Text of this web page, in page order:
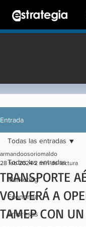
Entrada
Todas las entradas
Marketing
Economía
Empresas
Todas las entradas
TRANSPORTE
VOLVERÁ A
TAMEP CON
armandoosoriomaldo
28 feb 2024 2 min de lectura